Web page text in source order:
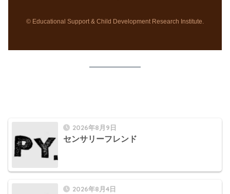
© Educational Support & Child Development Research Institute.
2026年8月9日
センサリーフレンド
2026年8月4日